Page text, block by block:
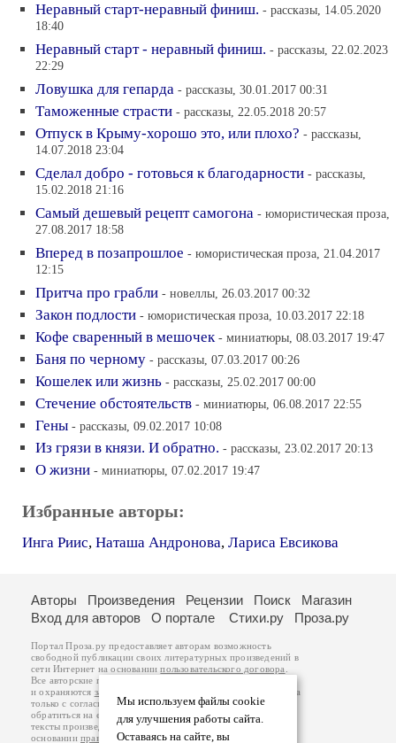
Неравный старт-неравный финиш. - рассказы, 14.05.2020
18:40
Неравный старт - неравный финиш. - рассказы, 22.02.2023
22:29
Ловушка для гепарда - рассказы, 30.01.2017 00:31
Таможенные страсти - рассказы, 22.05.2018 20:57
Отпуск в Крыму-хорошо это, или плохо? - рассказы,
14.07.2018 23:04
Сделал добро - готовься к благодарности - рассказы,
15.02.2018 21:16
Самый дешевый рецепт самогона - юмористическая проза,
27.08.2017 18:58
Вперед в позапрошлое - юмористическая проза, 21.04.2017
12:15
Притча про грабли - новеллы, 26.03.2017 00:32
Закон подлости - юмористическая проза, 10.03.2017 22:18
Кофе сваренный в мешочек - миниатюры, 08.03.2017 19:47
Баня по черному - рассказы, 07.03.2017 00:26
Кошелек или жизнь - рассказы, 25.02.2017 00:00
Стечение обстоятельств - миниатюры, 06.08.2017 22:55
Гены - рассказы, 09.02.2017 10:08
Из грязи в князи. И обратно. - рассказы, 23.02.2017 20:13
О жизни - миниатюры, 07.02.2017 19:47
Избранные авторы:
Инга Риис, Наташа Андронова, Лариса Евсикова
Мы используем файлы cookie
для улучшения работы сайта.
Оставаясь на сайте, вы
Авторы Произведения Рецензии Поиск
Магазин
Вход для авторов
О портале Стихи.ру Проза.ру
Портал Проза.ру предоставляет авторам возможность
свободной публикации своих литературных произведений в
сети Интернет на основаниипользовательского договора
Все авторские права на произведения принадлежат авторам
и охраняются законом
. Перепечатка произведений возможна
только с согласия его автора, к которому вы можете
обратиться на его авторской странице. Ответственность за
тексты произведений авторы несут самостоятельно на
основанииправил публикацииизаконодательства